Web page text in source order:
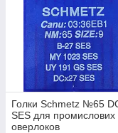
Голки Schmetz №65
SES для промислових
оверлоков